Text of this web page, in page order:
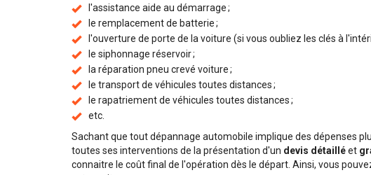
l'assistance aide au démarrage ;
le remplacement de batterie ;
l'ouverture de porte de la voiture (si vous oubliez les clés à
le siphonnage réservoir ;
la réparation pneu crevé voiture ;
le transport de véhicules toutes distances ;
le rapatriement de véhicules toutes distances ;
etc.
Sachant que tout dépannage automobile implique des dépenses
toutes ses interventions de la présentation d'un devis détailléet
connaitre le coût final de l'opération dès le départ. Ainsi, vous